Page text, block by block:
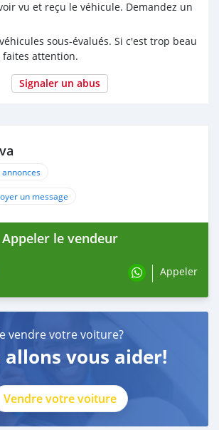
vu et reçu le véhicule. Demandez un
sous-évalués. Si c'est trop beau
attention.
Signaler un abus
annonces
un message
Appeler le vendeur
Appeler
vendre votre voiture?
allons vous aider!
Vendre votre voiture